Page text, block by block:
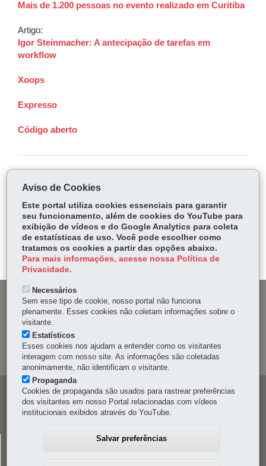
Mais de 1.200 pessoas no evento realizado em Curitiba
Artigo:
Igor Steinmacher: A antecipação de tarefas em
workflow
Xoops
Expresso
Código aberto
ce
bo
ok
Tw
itt
er
ha
ts
Ap
p
Voltar Início Imprimir Baixar
MAPA DO SITE
DENUNCIE CORRUPÇÃO
OUVIDORIA
Navegação
principal
CELEPAR
Rua Mateus Leme, 1561 - Bom Retiro-80520-174-Curitiba
Aviso de Cookies
Este portal utiliza cookies essenciais para garantir
seu funcionamento, além de cookies do YouTube para
exibição de vídeos e do Google Analytics para coleta
de estatísticas de uso. Você pode escolher como
tratamos os cookies a partir das opções abaixo.
Para mais informações, acesse nossa Política de
Privacidade.
Necessários
Sem esse tipo de cookie, nosso portal não funciona
plenamente. Esses cookies não coletam informações sobre o
visitante.
Estatísticos
Esses cookies nos ajudam a entender como os visitantes
interagem com nosso site. As informações são coletadas
anonimamente, não identificam o visitante.
Propaganda
Cookies de propaganda são usados para rastrear preferências
dos visitantes em nosso Portal relacionadas com vídeos
institucionais exibidos através do YouTube.
Salvar preferências